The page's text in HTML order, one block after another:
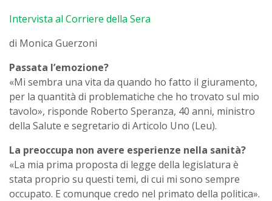
Intervista al Corriere della Sera
di Monica Guerzoni
Passata l’emozione?
«Mi sembra una vita da quando ho fatto il giuramento,
per la quantità di problematiche che ho trovato sul mio
tavolo», risponde Roberto Speranza, 40 anni, ministro
della Salute e segretario di Articolo Uno (Leu).
La preoccupa non avere esperienze nella sanità?
«La mia prima proposta di legge della legislatura è
stata proprio su questi temi, di cui mi sono sempre
occupato. E comunque credo nel primato della politica».